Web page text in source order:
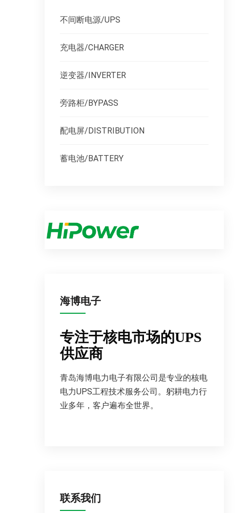
不间断电源/UPS
充电器/CHARGER
逆变器/INVERTER
旁路柜/BYPASS
配电屏/DISTRIBUTION
蓄电池/BATTERY
海博电子
专注于核电市场的UPS
供应商
青岛海博电力电子有限公司是专业的核电
电力UPS工程技术服务公司。躬耕电力行
业多年，客户遍布全世界。
联系我们